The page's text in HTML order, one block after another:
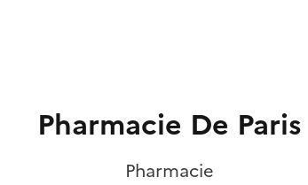
Pharmacie De Paris
Pharmacie